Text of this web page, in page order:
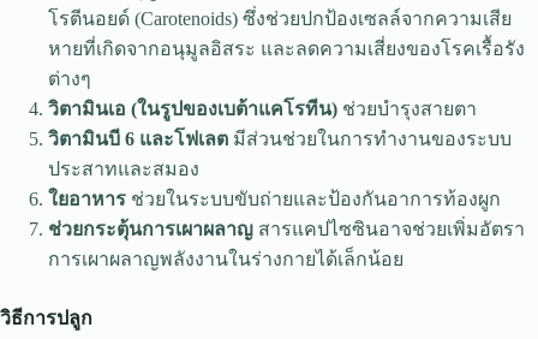
โรตีนอยด์ (Carotenoids) ซึ่งช่วยปกป้องเซลล์จากความเสีย
หายที่เกิดจากอนุมูลอิสระ และลดความเสี่ยงของโรคเรื้อรัง
ต่างๆ
วิตามินเอ (ในรูปของเบต้าแคโรทีน) ช่วยบำรุงสายตา
วิตามินบี 6 และโฟเลต มีส่วนช่วยในการทำงานของระบบ
ประสาทและสมอง
ใยอาหาร ช่วยในระบบขับถ่ายและป้องกันอาการท้องผูก
ช่วยกระตุ้นการเผาผลาญ สารแคปไซซินอาจช่วยเพิ่มอัตรา
การเผาผลาญพลังงานในร่างกายได้เล็กน้อย
วิธีการปลูก